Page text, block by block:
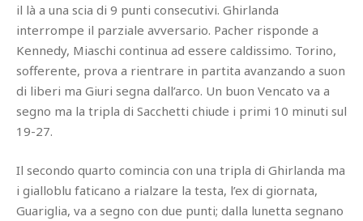
il là a una scia di 9 punti consecutivi. Ghirlanda
interrompe il parziale avversario. Pacher risponde a
Kennedy, Miaschi continua ad essere caldissimo. Torino,
sofferente, prova a rientrare in partita avanzando a suon
di liberi ma Giuri segna dall’arco. Un buon Vencato va a
segno ma la tripla di Sacchetti chiude i primi 10 minuti sul
19-27.
Il secondo quarto comincia con una tripla di Ghirlanda ma
i gialloblu faticano a rialzare la testa, l’ex di giornata,
Guariglia, va a segno con due punti; dalla lunetta segnano